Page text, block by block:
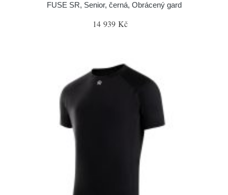
FUSE SR, Senior, černá, Obrácený gard
14 939 Kč